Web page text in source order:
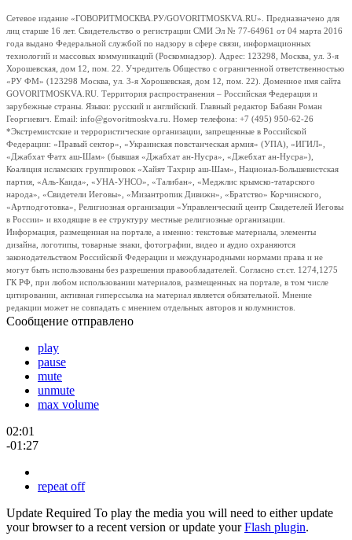
Сетевое издание «ГОВОРИТМОСКВА.РУ/GOVORITMOSKVA.RU». Предназначено для
лиц старше 16 лет. Свидетельство о регистрации СМИ Эл № 77-64961 от 04 марта 2016
года выдано Федеральной службой по надзору в сфере связи, информационных
технологий и массовых коммуникаций (Роскомнадзор). Адрес: 123298, Москва, ул. 3-я
Хорошевская, дом 12, пом. 22. Учредитель Общество с ограниченной ответственностью
«РУ ФМ» (123298 Москва, ул. 3-я Хорошевская, дом 12, пом. 22). Доменное имя сайта
GOVORITMOSKVA.RU. Территория распространения – Российская Федерация и
зарубежные страны. Языки: русский и английский. Главный редактор Бабаян Роман
Георгиевич. Email: info@govoritmoskva.ru. Номер телефона: +7 (495) 950-62-26
*Экстремистские и террористические организации, запрещенные в Российской
Федерации: «Правый сектор», «Украинская повстанческая армия» (УПА), «ИГИЛ»,
«Джабхат Фатх аш-Шам» (бывшая «Джабхат ан-Нусра», «Джебхат ан-Нусра»),
Коалиция исламских группировок «Хайят Тахрир аш-Шам», Национал-Большевистская
партия, «Аль-Каида», «УНА-УНСО», «Талибан», «Меджлис крымско-татарского
народа», «Свидетели Иеговы», «Мизантропик Дивижн», «Братство» Корчинского,
«Артподготовка», Религиозная организация «Управленческий центр Свидетелей Иеговы
в России» и входящие в ее структуру местные религиозные организации.
Информация, размещенная на портале, а именно: текстовые материалы, элементы
дизайна, логотипы, товарные знаки, фотографии, видео и аудио охраняются
законодательством Российской Федерации и международными нормами права и не
могут быть использованы без разрешения правообладателей. Согласно ст.ст. 1274,1275
ГК РФ, при любом использовании материалов, размещенных на портале, в том числе
цитировании, активная гиперссылка на материал является обязательной. Мнение
редакции может не совпадать с мнением отдельных авторов и колумнистов.
Сообщение отправлено
play
pause
mute
unmute
max volume
02:01
-01:27
repeat off
Update Required To play the media you will need to either update
your browser to a recent version or update yourFlash plugin.